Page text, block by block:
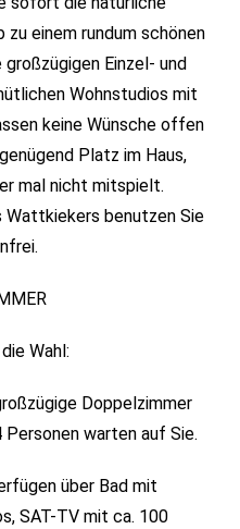
zu einem rundum schönen
Einzel- und
Wohnstudios mit
keine Wünsche offen
Platz im Haus,
mal nicht mitspielt.
Wattkiekers benutzen Sie
Wahl:
Doppelzimmer
warten auf Sie.
über Bad mit
SAT-TV mit ca. 100